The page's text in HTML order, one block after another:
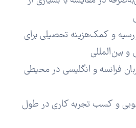
و کمک‌هزینه تحصیلی برای
بین‌المللی
فرانسه و انگلیسی در محیطی
و کسب تجربه کاری در طول